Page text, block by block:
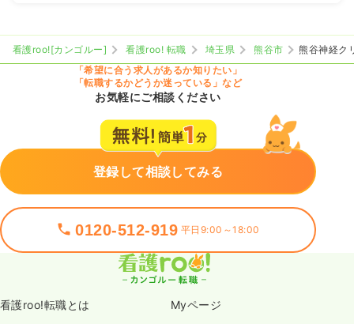
看護roo![カンゴルー] 看護roo! 転職 埼玉県 熊谷市
熊谷神経ク
「希望に合う求人があるか知りたい」
「転職するかどうか迷っている」など
お気軽にご相談ください
登録して相談してみる
0120-512-919 平日9:00～18:00
看護roo!転職とは Myページ